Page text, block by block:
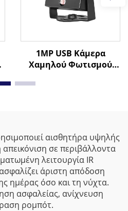
1MP USB Κάμερα
Χαμηλού Φωτισμού
1/3" Αισθητήρας H65
αισθητήρα υψηλής
απεικόνιση σε περιβάλλοντα
λειτουργία IR
άριστη απόδοση
ημέρας όσο και τη νύχτα.
ασφαλείας, ανίχνευση
ρομπότ.